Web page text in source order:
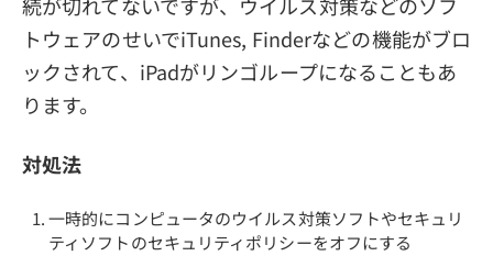
トウェアのせいでiTunes, Finderなどの機能がブロ
ックされて、iPadがリンゴループになることもあ
ります。
対処法
一時的にコンピュータのウイルス対策ソフトやセキュリ
ティソフトのセキュリティポリシーをオフにする